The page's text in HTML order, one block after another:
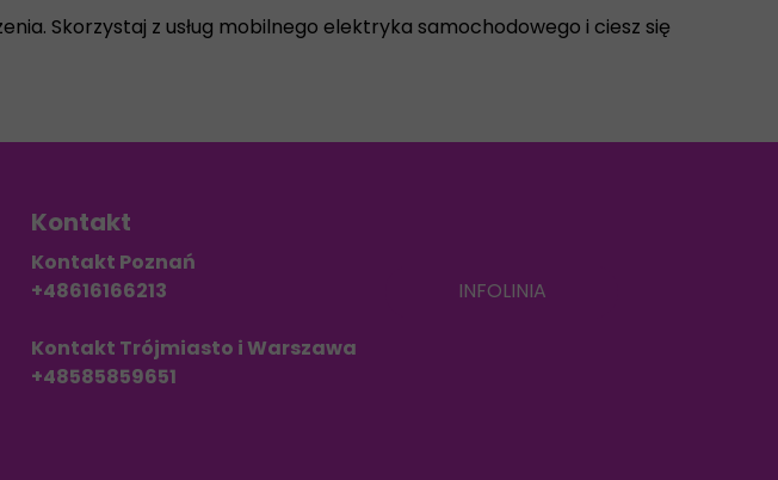
Skorzystaj z usług mobilnego elektryka samochodowego i ciesz się
INFOLINIA
Kontakt
Kontakt Poznań
+48616166213
Kontakt Trójmiasto i Warszawa
+48585859651